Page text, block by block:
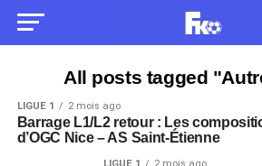
All posts tagged
LIGUE 1 2 mois ago
Barrage L1/L2 retour : Les
d’OGC Nice – AS Saint-Étienne